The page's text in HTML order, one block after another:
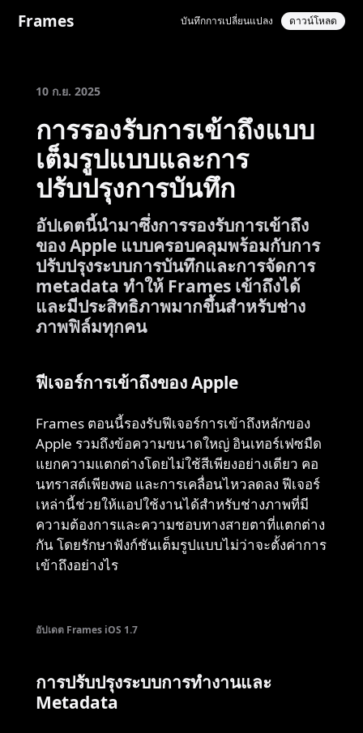
Frames บันทึกการเปลี่ยนแปลง ดาวน์โหลด
10 ก.ย. 2025
การรองรับการเข้าถึงแบบ
เต็มรูปแบบและการ
ปรับปรุงการบันทึก
อัปเดตนี้นำมาซึ่งการรองรับการเข้าถึง
ของ Apple แบบครอบคลุมพร้อมกับการ
ปรับปรุงระบบการบันทึกและการจัดการ
metadata ทำให้ Frames เข้าถึงได้
และมีประสิทธิภาพมากขึ้นสำหรับช่าง
ภาพฟิล์มทุกคน
ฟีเจอร์การเข้าถึงของ Apple
Frames ตอนนี้รองรับฟีเจอร์การเข้าถึงหลักของ
Apple รวมถึงข้อความขนาดใหญ่ อินเทอร์เฟซมืด
แยกความแตกต่างโดยไม่ใช้สีเพียงอย่างเดียว คอ
นทราสต์เพียงพอ และการเคลื่อนไหวลดลง ฟีเจอร์
เหล่านี้ช่วยให้แอปใช้งานได้สำหรับช่างภาพที่มี
ความต้องการและความชอบทางสายตาที่แตกต่าง
กัน โดยรักษาฟังก์ชันเต็มรูปแบบไม่ว่าจะตั้งค่าการ
เข้าถึงอย่างไร
อัปเดต Frames iOS 1.7
การปรับปรุงระบบการทำงานและ
Metadata